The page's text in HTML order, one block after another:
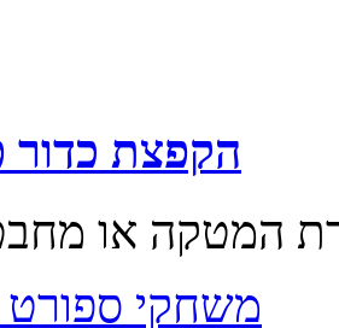
הקפצת כדור
משחקי ספורט